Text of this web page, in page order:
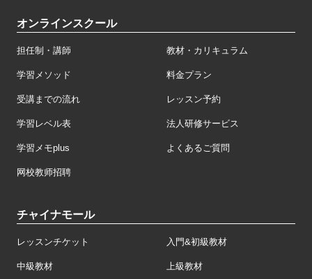
オンラインスクール
担任制・講師 教材・カリキュラム
学習メソッド 料金プラン
受講までの流れ レッスン予約
学習レベル表 法人研修サービス
学習メモplus よくあるご質問
网校教师招聘
チャイナモール
レッスンチケット 入門&初級教材
中級教材 上級教材